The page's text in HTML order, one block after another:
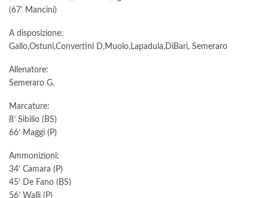
(67’ Mancini)
A disposizione:
Gallo,Ostuni,Convertini D,Muolo,Lapadula,DiBari, Semeraro
Allenatore:
Semeraro G.
Marcature:
8’ Sibilio (BS)
66’ Maggi (P)
Ammonizioni:
34’ Camara (P)
45’ De Fano (BS)
56’ Walli (P)